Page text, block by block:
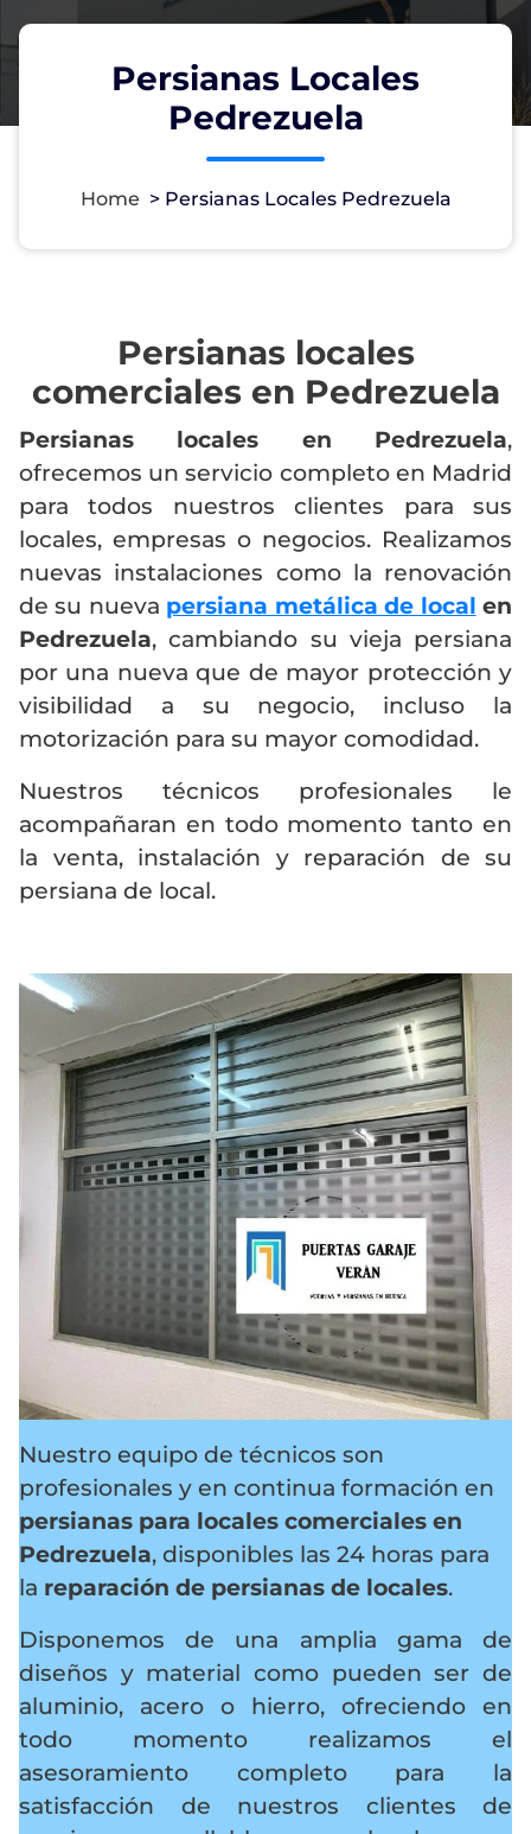
Persianas Locales
Pedrezuela
Home > Persianas Locales Pedrezuela
Persianas locales
comerciales en Pedrezuela
Persianas locales en Pedrezuela,
ofrecemos un servicio completo en Madrid
para todos nuestros clientes para sus
locales, empresas o negocios. Realizamos
nuevas instalaciones como la renovación
de su nueva persiana metálica de local en
Pedrezuela, cambiando su vieja persiana
por una nueva que de mayor protección y
visibilidad a su negocio, incluso la
motorización para su mayor comodidad.
Nuestros técnicos profesionales le
acompañaran en todo momento tanto en
la venta, instalación y reparación de su
persiana de local.
Nuestro equipo de técnicos son
profesionales y en continua formación en
persianas para locales comerciales en
Pedrezuela, disponibles las 24 horas para
la reparación de persianas de locales.
Disponemos de una amplia gama de
diseños y material como pueden ser de
aluminio, acero o hierro, ofreciendo en
todo momento realizamos el
asesoramiento completo para la
satisfacción de nuestros clientes de